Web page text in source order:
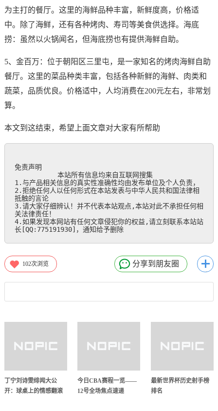
为主打的餐厅。这里的海鲜品种丰富，新鲜度高，价格适
中。除了海鲜，还有各种烤肉、寿司等美食供选择。海底
捞：虽然以火锅闻名，但海底捞也有提供海鲜自助。
5、金百万：位于朝阳区三里屯，是一家知名的烤肉海鲜自助
餐厅。这里的菜品种类丰富，包括各种新鲜的海鲜、肉类和
蔬菜，品质优良。价格适中，人均消费在200元左右，非常划
算。
本文到这结束，希望上面文章对大家有所帮助
免责声明
本站所有信息均来自互联网搜集
1.与产品相关信息的真实性准确性均由发布单位及个人负责，
2.拒绝任何人以任何形式在本站发表与中华人民共和国法律相
抵触的言论
3.请大家仔细辨认！并不代表本站观点,本站对此不承担任何相
关法律责任！
4.如果发现本网站有任何文章侵犯你的权益,请立刻联系本站站
长[QQ:775191930]，通知给予删除
102次浏览 分享到朋友圈
丁宁刘诗雯绯闻大公
开：球桌上的情感翻滚
今日CBA赛程一览——
12号全场焦点速递
最新世界杯历史射手榜
排名